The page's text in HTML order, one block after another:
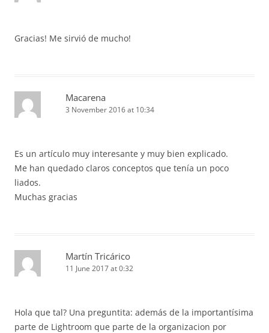
Gracias! Me sirvió de mucho!
Macarena
3 November 2016 at 10:34
Es un artículo muy interesante y muy bien explicado.
Me han quedado claros conceptos que tenía un poco
liados.
Muchas gracias
Martín Tricárico
11 June 2017 at 0:32
Hola que tal? Una preguntita: además de la importantísima
parte de Lightroom que parte de la organizacion por